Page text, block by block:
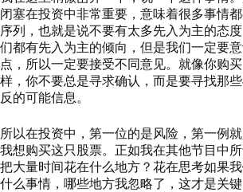
闭塞在投资中非常重要，意味着很多事情
序列，也就是说不要有太多先入为主的态
们都有先入为主的倾向，但是我们一定要
点，所以一定要接受不同意见。就像你购
样，你不要总是寻求确认，而是要寻找那
反的可能信息。
所以在投资中，第一位的是风险，第一例
我想购买这只股票。正如我在其他节目中
把大量时间花在什么地方？花在思考如果
什么事情，哪些地方我忽略了，这才是关